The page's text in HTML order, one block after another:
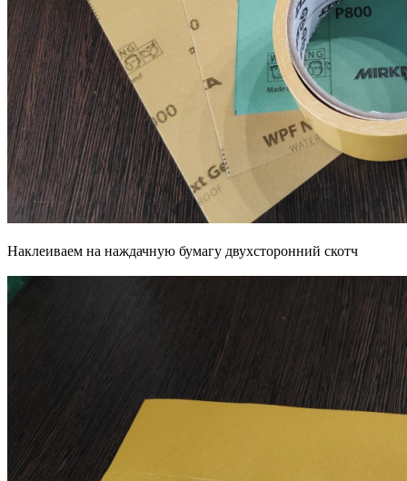
Наклеиваем на наждачную бумагу двухсторонний скотч